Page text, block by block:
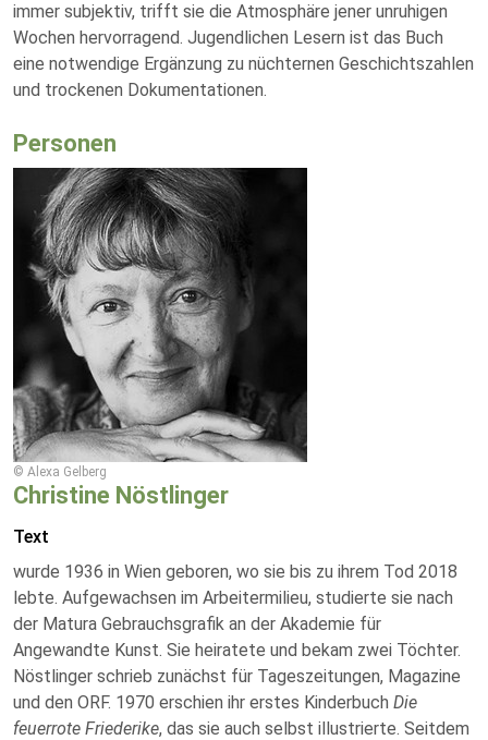
immer subjektiv, trifft sie die Atmosphäre jener unruhigen
Wochen hervorragend. Jugendlichen Lesern ist das Buch
eine notwendige Ergänzung zu nüchternen Geschichtszahlen
und trockenen Dokumentationen.
Personen
© Alexa Gelberg
Christine Nöstlinger
Text
wurde 1936 in Wien geboren, wo sie bis zu ihrem Tod 2018
lebte. Aufgewachsen im Arbeitermilieu, studierte sie nach
der Matura Gebrauchsgrafik an der Akademie für
Angewandte Kunst. Sie heiratete und bekam zwei Töchter.
Nöstlinger schrieb zunächst für Tageszeitungen, Magazine
und den ORF. 1970 erschien ihr erstes Kinderbuch Die
feuerrote Friederike, das sie auch selbst illustrierte. Seitdem